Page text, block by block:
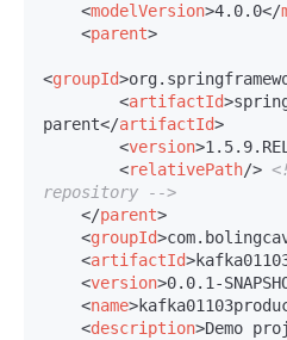
<modelVersion>4.0.0</
<parent>
<groupId>
<artifactId>
parent</artifactId>
<version>
<relativePath/>
repository -->
</parent>
<groupId>
<artifactId>
<version>0.0.1-
<name>
<description>Demo